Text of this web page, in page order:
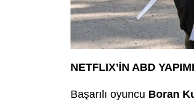
NETFLIX’İN ABD
Başarılı oyuncu Boran